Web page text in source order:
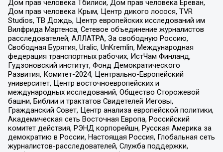
Дом прав человека Тбилиси, Дом прав человека Ереван,
Дом прав человека Крым, Центр дикого лосося, TVR
Studios, ТВ Дождь, Центр европейских исследований им
Вилфрида Мартенса, Сетевое объединение журналистов
расследователей, АЛЛАТРА, За свободную Россию,
Свободная Бурятия, Uralic, UnKremlin, Международная
федерация транспортных рабочих, ИстЧам Финланд,
Гудзоновский институт, Фонд Демократического
Развития, Комитет-2024, Центрально-Европейский
университет, Центр восточноевропейских и
международных исследований, Общество Сторожевой
башни, Библии и трактатов Свидетелей Иеговы,
Гражданский Совет, Центр анализа европейской политики,
Академическая сеть Восточная Европа, Российский
комитет действия, РЭНД корпорейшн, Русская Америка за
демократию в России, Настоящая Россия, Глобальная сеть
журналистов-расследователей, Служба поддержки,